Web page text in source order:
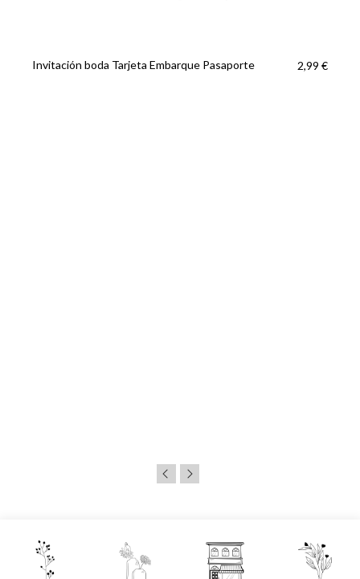
Invitación boda Tarjeta Embarque Pasaporte 2,99 €